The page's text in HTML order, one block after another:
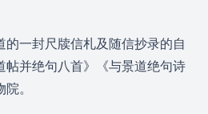
一封尺牍信札及随信抄录的自
帖并绝句八首》《与景道绝句诗
。